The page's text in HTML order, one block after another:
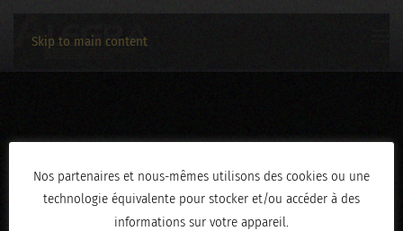
Skip to main content
AN0A2354
ÉCRIT LEJANVIER 20, 2026 .
Nos partenaires et nous-mêmes utilisons des cookies ou une
technologie équivalente pour stocker et/ou accéder à des
informations sur votre appareil.